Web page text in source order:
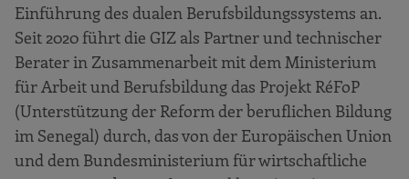
Einführung des dualen Berufsbildungssystems an.
Seit 2020 führt die GIZ als Partner und technischer
Berater in Zusammenarbeit mit dem Ministerium
für Arbeit und Berufsbildung das Projekt RéFoP
(Unterstützung der Reform der beruflichen Bildung
im Senegal) durch, das von der Europäischen Union
und dem Bundesministerium für wirtschaftliche